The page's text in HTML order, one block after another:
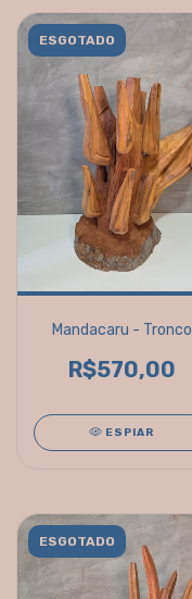
ESGOTADO
Mandacaru - Tronco
R$570,00
ESPIAR
ESGOTADO